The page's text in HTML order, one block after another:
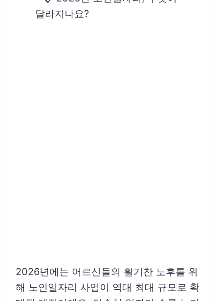
2026년에는 어르신들의 활기찬 노후를 위
해 노인일자리 사업이 역대 최대 규모로 확